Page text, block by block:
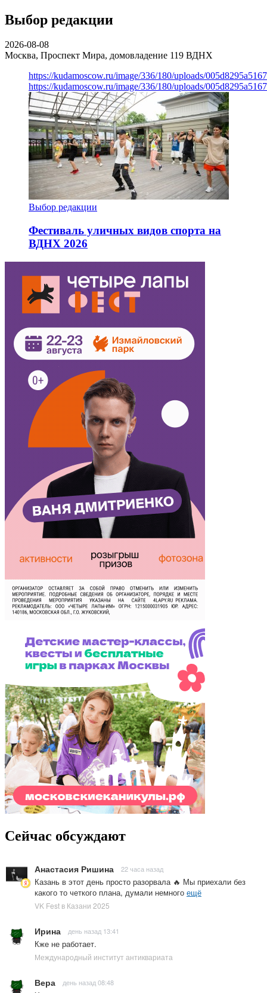
Выбор редакции
2026-08-08
Москва, Проспект Мира, домовладение 119 ВДНХ
https://kudamoscow.ru/image/336/180/uploads/
https://kudamoscow.ru/image/336/180/uploads/
Выбор редакции
Фестиваль уличных видов спорта на
ВДНХ 2026
Сейчас обсуждают
Анастасия Ришина 22 часа назад
Казань в этот день просто разорвала 🔥 Мы приехали без
какого то четкого плана, думали немного ещё
VK Fest в Казани 2025
Ирина день назад 13:41
Кже не работает.
Международный институт антиквариата
Вера день назад 08:48